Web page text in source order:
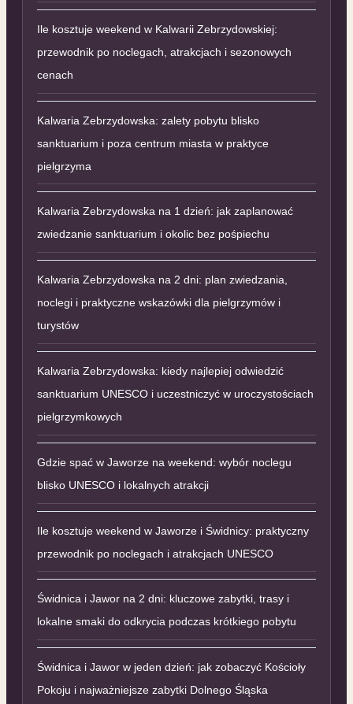
Ile kosztuje weekend w Kalwarii Zebrzydowskiej:
przewodnik po noclegach, atrakcjach i sezonowych
cenach
Kalwaria Zebrzydowska: zalety pobytu blisko
sanktuarium i poza centrum miasta w praktyce
pielgrzyma
Kalwaria Zebrzydowska na 1 dzień: jak zaplanować
zwiedzanie sanktuarium i okolic bez pośpiechu
Kalwaria Zebrzydowska na 2 dni: plan zwiedzania,
noclegi i praktyczne wskazówki dla pielgrzymów i
turystów
Kalwaria Zebrzydowska: kiedy najlepiej odwiedzić
sanktuarium UNESCO i uczestniczyć w uroczystościach
pielgrzymkowych
Gdzie spać w Jaworze na weekend: wybór noclegu
blisko UNESCO i lokalnych atrakcji
Ile kosztuje weekend w Jaworze i Świdnicy: praktyczny
przewodnik po noclegach i atrakcjach UNESCO
Świdnica i Jawor na 2 dni: kluczowe zabytki, trasy i
lokalne smaki do odkrycia podczas krótkiego pobytu
Świdnica i Jawor w jeden dzień: jak zobaczyć Kościoły
Pokoju i najważniejsze zabytki Dolnego Śląska